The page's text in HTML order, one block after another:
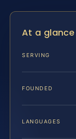
At a glance
SERVING
FOUNDED
LANGUAGES